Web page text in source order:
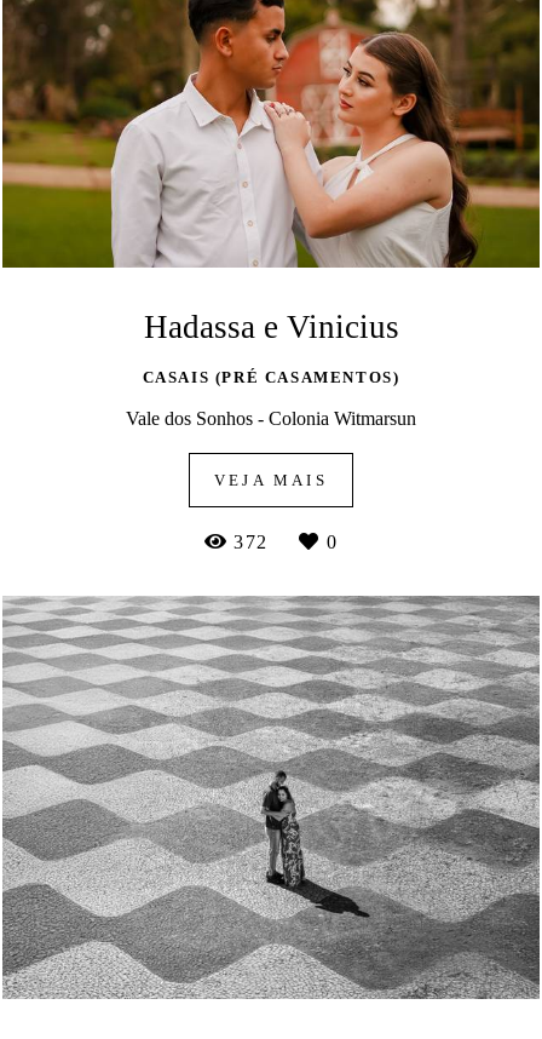
Hadassa e Vinicius
CASAIS (PRÉ CASAMENTOS)
Vale dos Sonhos - Colonia Witmarsun
VEJA MAIS
372 0